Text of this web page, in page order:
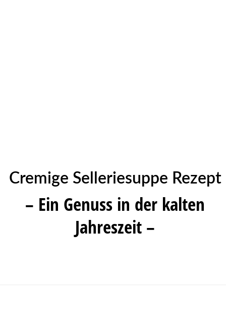
Cremige Selleriesuppe Rezept
– Ein Genuss in der kalten
Jahreszeit –